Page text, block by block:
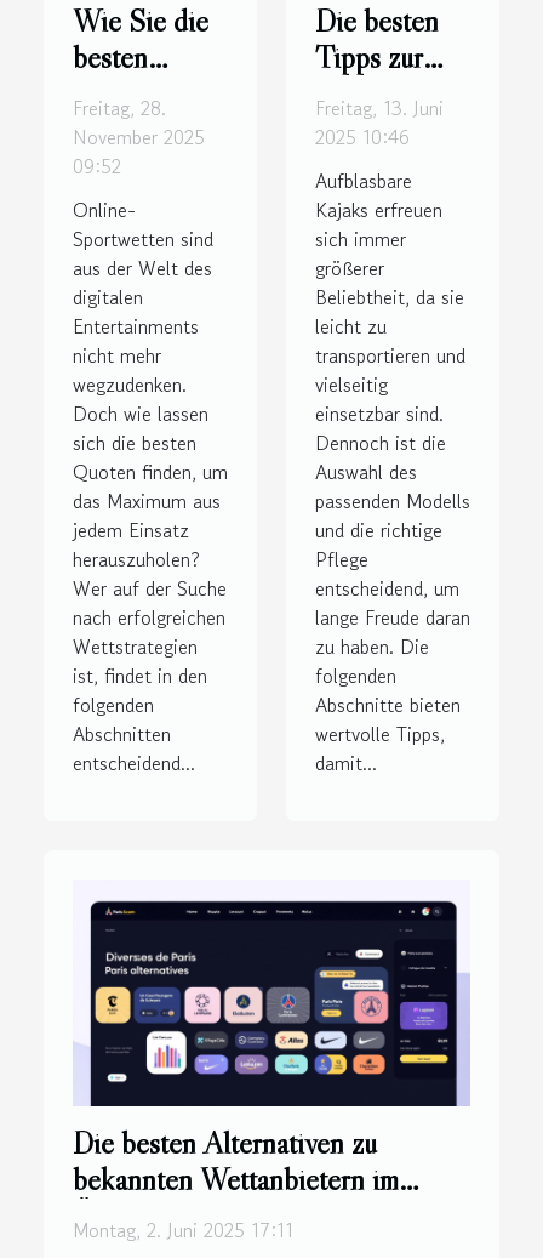
Wie Sie die
besten
Quoten bei
Online-
Sportwetten
finden
Freitag, 28.
November 2025
09:52
Online-
Sportwetten sind
aus der Welt des
digitalen
Entertainments
nicht mehr
wegzudenken.
Doch wie lassen
sich die besten
Quoten finden, um
das Maximum aus
jedem Einsatz
herauszuholen?
Wer auf der Suche
nach erfolgreichen
Wettstrategien
ist, findet in den
folgenden
Abschnitten
entscheidend...
Die besten
Tipps zur
Auswahl und
Pflege von
aufblasbaren
Kajaks
Freitag, 13. Juni
2025 10:46
Aufblasbare
Kajaks erfreuen
sich immer
größerer
Beliebtheit, da sie
leicht zu
transportieren und
vielseitig
einsetzbar sind.
Dennoch ist die
Auswahl des
passenden Modells
und die richtige
Pflege
entscheidend, um
lange Freude daran
zu haben. Die
folgenden
Abschnitte bieten
wertvolle Tipps,
damit...
Die besten Alternativen zu
bekannten Wettanbietern im
Überblick
Montag, 2. Juni 2025 17:11